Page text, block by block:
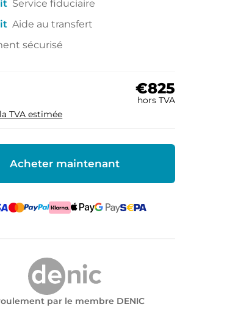
Service fiduciaire
Aide au transfert
sécurisé
€825
hors TVA
TVA estimée
Acheter maintenant
par le membre DENIC